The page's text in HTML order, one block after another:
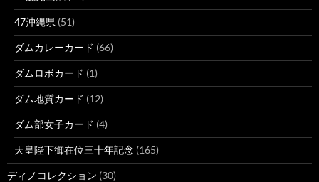
47沖縄県 (51)
ダムカレーカード (66)
ダムロボカード (1)
ダム地質カード (12)
ダム部女子カード (4)
天皇陛下御在位三十年記念 (165)
ディノコレクション (30)